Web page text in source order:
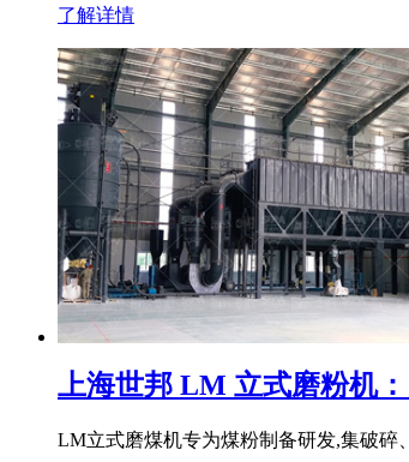
了解详情
上海世邦 LM 立式磨粉机
LM立式磨煤机专为煤粉制备研发,集破碎